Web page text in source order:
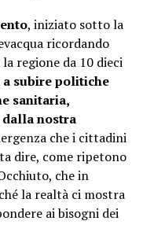
, iniziato sotto la
ricordando
regione da 10 dieci
subire politiche
sanitaria,
nostra
che i cittadini
dire, come ripetono
che in
la realtà ci mostra
ai bisogni dei